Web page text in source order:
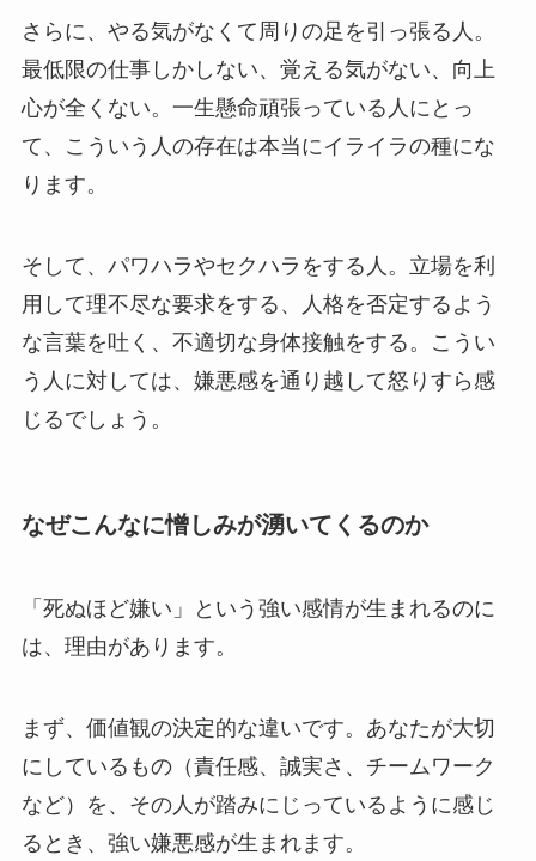
さらに、やる気がなくて周りの足を引っ張る人。
最低限の仕事しかしない、覚える気がない、向上
心が全くない。一生懸命頑張っている人にとっ
て、こういう人の存在は本当にイライラの種にな
ります。
そして、パワハラやセクハラをする人。立場を利
用して理不尽な要求をする、人格を否定するよう
な言葉を吐く、不適切な身体接触をする。こうい
う人に対しては、嫌悪感を通り越して怒りすら感
じるでしょう。
なぜこんなに憎しみが湧いてくるのか
「死ぬほど嫌い」という強い感情が生まれるのに
は、理由があります。
まず、価値観の決定的な違いです。あなたが大切
にしているもの（責任感、誠実さ、チームワーク
など）を、その人が踏みにじっているように感じ
るとき、強い嫌悪感が生まれます。